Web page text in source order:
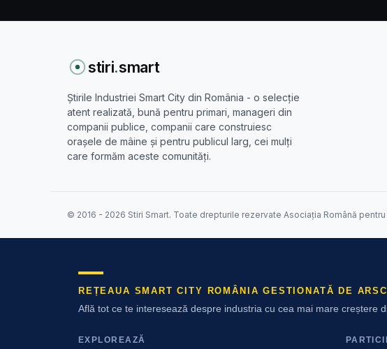
stiri.smart
Știrile Industriei Smart City din România - o selecție
atent realizată, bună pentru primari, manageri din
companii publice, companii care construiesc
orașele de mâine și pentru publicul larg, cei mulți
care formăm aceste comunități.
© 2016 - 2026 Stiri Smart. Toate drepturile rezervate Asociația Română pentru
REȚEAUA SMART CITY ROMÂNIA GESTIONATĂ DE ARSC
Află tot ce te interesează despre industria cu cea mai mare creștere
EXPLOREAZĂ